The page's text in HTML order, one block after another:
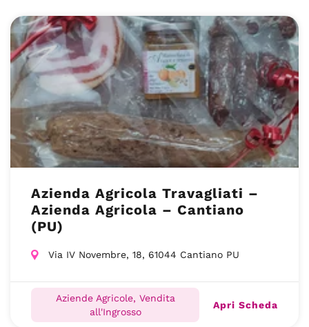
Azienda Agricola Travagliati –
Azienda Agricola – Cantiano
(PU)
Via IV Novembre, 18, 61044 Cantiano PU
Aziende Agricole, Vendita
all'Ingrosso
Apri Scheda